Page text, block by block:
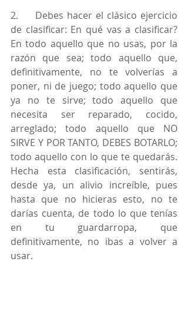
2.     Debes hacer el clásico ejercicio
de clasificar: En qué vas a clasificar?
En todo aquello que no usas, por la
razón que sea; todo aquello que,
definitivamente, no te volverías a
poner, ni de juego; todo aquello que
ya no te sirve; todo aquello que
necesita ser reparado, cocido,
arreglado; todo aquello que NO
SIRVE Y POR TANTO, DEBES BOTARLO;
todo aquello con lo que te quedarás.
Hecha esta clasificación, sentirás,
desde ya, un alivio increíble, pues
hasta que no hicieras esto, no te
darías cuenta, de todo lo que tenías
en tu guardarropa, que
definitivamente, no ibas a volver a
usar.